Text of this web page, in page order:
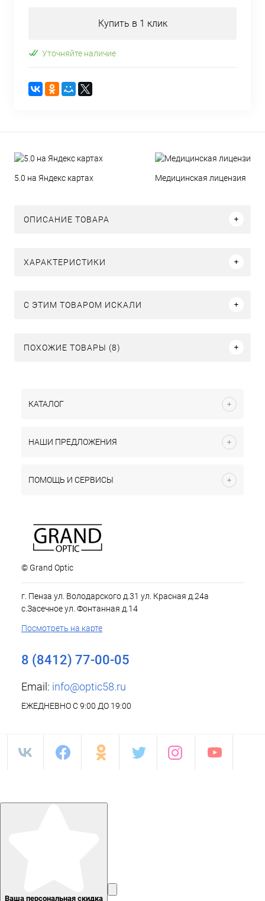
Купить в 1 клик
Уточняйте наличие
5.0 на Яндекс картах Медицинская лицензия
ОПИСАНИЕ ТОВАРА
ХАРАКТЕРИСТИКИ
C ЭТИМ ТОВАРОМ ИСКАЛИ
ПОХОЖИЕ ТОВАРЫ (8)
КАТАЛОГ
НАШИ ПРЕДЛОЖЕНИЯ
ПОМОЩЬ И СЕРВИСЫ
© Grand Optic
г. Пенза ул. Володарского д.31 ул. Красная д.24а
с.Засечное ул. Фонтанная д.14
Посмотреть на карте
8 (8412) 77-00-05
Email: info@optic58.ru
ЕЖЕДНЕВНО С 9:00 ДО 19:00
Ваша персональная скидка